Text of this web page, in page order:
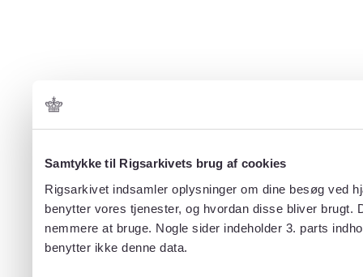
Samtykke til Rigsarkivets brug af cookies
Rigsarkivet indsamler oplysninger om dine besøg ved
benytter vores tjenester, og hvordan disse bliver
nemmere at bruge. Nogle sider indeholder 3. parts
benytter ikke denne data.